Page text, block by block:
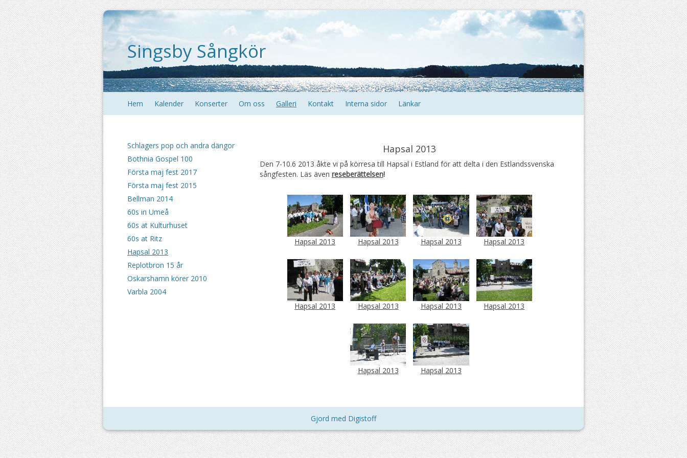
Singsby Sångkör
Hem Kalender Konserter Om oss Galleri Kontakt Interna sidor Länkar
Schlagers pop och andra dängor
Bothnia Gospel 100
Första maj fest 2017
Första maj fest 2015
Bellman 2014
60s in Umeå
60s at Kulturhuset
60s at Ritz
Hapsal 2013
Replotbron 15 år
Oskarshamn körer 2010
Varbla 2004
Hapsal 2013
Den 7-10.6 2013 åkte vi på körresa till Hapsal i Estland för att delta i den Estlandssvenska
sångfesten. Läs även reseberättelsen!
Hapsal 2013 Hapsal 2013 Hapsal 2013 Hapsal 2013
Hapsal 2013 Hapsal 2013 Hapsal 2013 Hapsal 2013
Hapsal 2013 Hapsal 2013
Gjord med Digistoff